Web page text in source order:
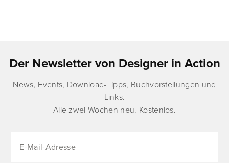
Der Newsletter von Designer in Action
News, Events, Download-Tipps, Buchvorstellungen und
Links.
Alle zwei Wochen neu. Kostenlos.